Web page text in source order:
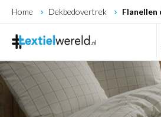
Home Dekbedovertrek